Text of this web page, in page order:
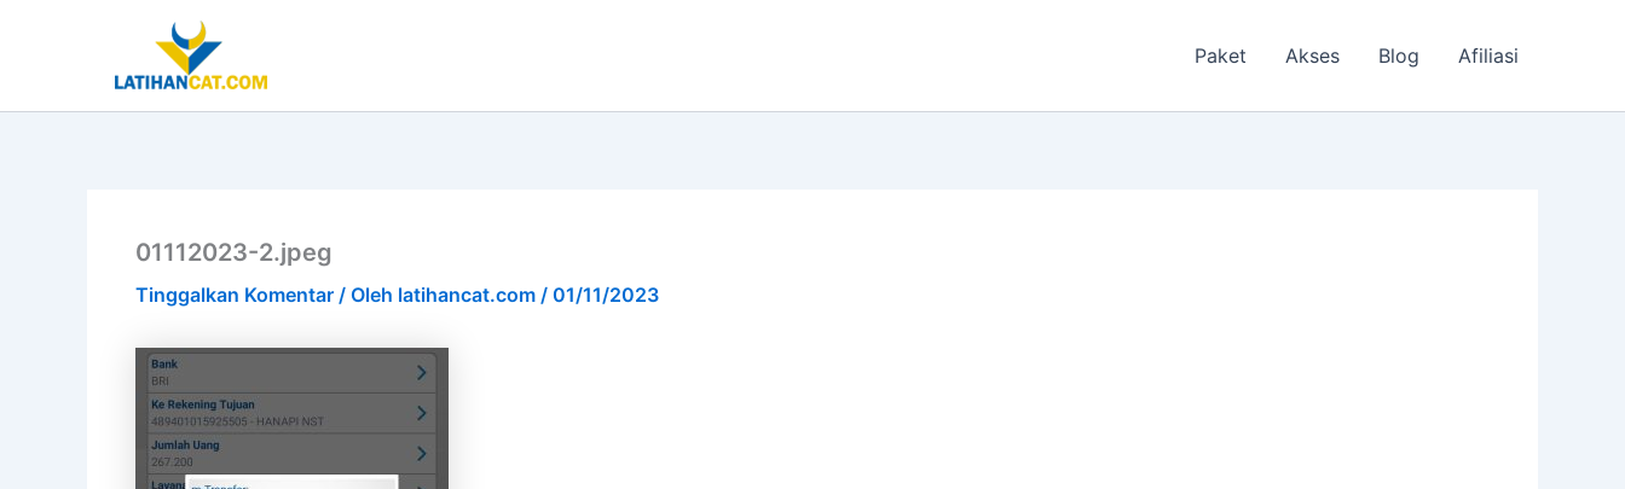
Paket Akses Blog Afiliasi
01112023-2.jpeg
Tinggalkan Komentar / Oleh latihancat.com / 01/11/2023